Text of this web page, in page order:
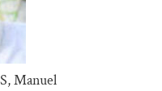
Manuel